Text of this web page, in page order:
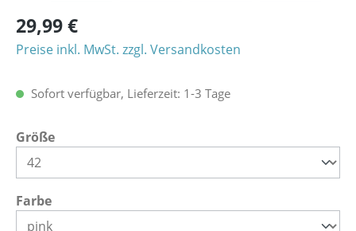
29,99 €
Preise inkl. MwSt. zzgl. Versandkosten
Sofort verfügbar, Lieferzeit: 1-3 Tage
Größeauswählen
Farbeauswählen